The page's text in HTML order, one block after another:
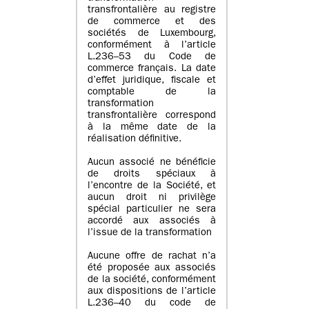
transfrontalière au registre
de commerce et des
sociétés de Luxembourg,
conformément à l’article
L.236–53 du Code de
commerce français. La date
d’effet juridique, fiscale et
comptable de la
transformation
transfrontalière correspond
à la même date de la
réalisation définitive.
Aucun associé ne bénéficie
de droits spéciaux à
l’encontre de la Société, et
aucun droit ni privilège
spécial particulier ne sera
accordé aux associés à
l’issue de la transformation
Aucune offre de rachat n’a
été proposée aux associés
de la société, conformément
aux dispositions de l’article
L.236–40 du code de